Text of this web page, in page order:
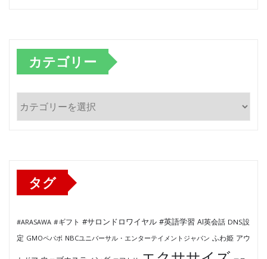
カテゴリー
テ
タグ
#ARASAWA #ギフト #サロンドロワイヤル #英語学習 AI英会話 DNS設
定 GMOペパボ NBCユニバーサル・エンターテイメントジャパン ふわ姫 アウ